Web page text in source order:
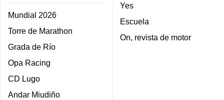
Mundial 2026
Torre de Marathon
Grada de Río
Opa Racing
CD Lugo
Andar Miudiño
Yes
Escuela
On, revista de motor